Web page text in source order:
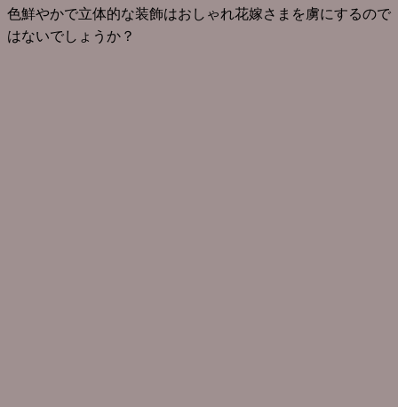
色鮮やかで立体的な装飾はおしゃれ花嫁さまを虜にするので
はないでしょうか？